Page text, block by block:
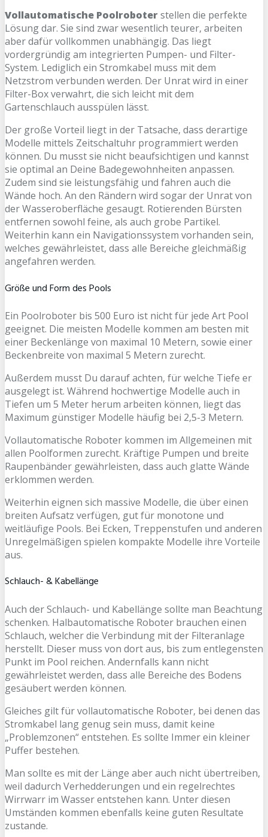
Vollautomatische Poolroboterstellen die perfekte
Lösung dar. Sie sind zwar wesentlich teurer, arbeiten
aber dafür vollkommen unabhängig. Das liegt
vordergründig am integrierten Pumpen- und Filter-
System. Lediglich ein Stromkabel muss mit dem
Netzstrom verbunden werden. Der Unrat wird in einer
Filter-Box verwahrt, die sich leicht mit dem
Gartenschlauch ausspülen lässt.
Der große Vorteil liegt in der Tatsache, dass derartige
Modelle mittels Zeitschaltuhr programmiert werden
können. Du musst sie nicht beaufsichtigen und kannst
sie optimal an Deine Badegewohnheiten anpassen.
Zudem sind sie leistungsfähig und fahren auch die
Wände hoch. An den Rändern wird sogar der Unrat von
der Wasseroberfläche gesaugt. Rotierenden Bürsten
entfernen sowohl feine, als auch grobe Partikel.
Weiterhin kann ein Navigationssystem vorhanden sein,
welches gewährleistet, dass alle Bereiche gleichmäßig
angefahren werden.
Größe und Form des Pools
Ein Poolroboter bis 500 Euro ist nicht für jede Art Pool
geeignet. Die meisten Modelle kommen am besten mit
einer Beckenlänge von maximal 10 Metern, sowie einer
Beckenbreite von maximal 5 Metern zurecht.
Außerdem musst Du darauf achten, für welche Tiefe er
ausgelegt ist. Während hochwertige Modelle auch in
Tiefen um 5 Meter herum arbeiten können, liegt das
Maximum günstiger Modelle häufig bei 2,5-3 Metern.
Vollautomatische Roboter kommen im Allgemeinen mit
allen Poolformen zurecht. Kräftige Pumpen und breite
Raupenbänder gewährleisten, dass auch glatte Wände
erklommen werden.
Weiterhin eignen sich massive Modelle, die über einen
breiten Aufsatz verfügen, gut für monotone und
weitläufige Pools. Bei Ecken, Treppenstufen und anderen
Unregelmäßigen spielen kompakte Modelle ihre Vorteile
aus.
Schlauch- & Kabellänge
Auch der Schlauch- und Kabellänge sollte man Beachtung
schenken. Halbautomatische Roboter brauchen einen
Schlauch, welcher die Verbindung mit der Filteranlage
herstellt. Dieser muss von dort aus, bis zum entlegensten
Punkt im Pool reichen. Andernfalls kann nicht
gewährleistet werden, dass alle Bereiche des Bodens
gesäubert werden können.
Gleiches gilt für vollautomatische Roboter, bei denen das
Stromkabel lang genug sein muss, damit keine
„Problemzonen“ entstehen. Es sollte Immer ein kleiner
Puffer bestehen.
Man sollte es mit der Länge aber auch nicht übertreiben,
weil dadurch Verhedderungen und ein regelrechtes
Wirrwarr im Wasser entstehen kann. Unter diesen
Umständen kommen ebenfalls keine guten Resultate
zustande.